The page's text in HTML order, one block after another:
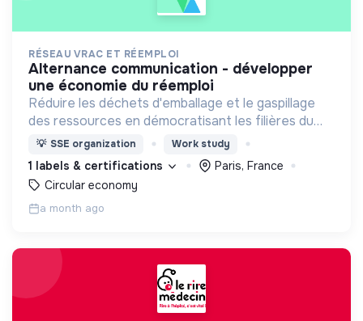
RÉSEAU VRAC ET RÉEMPLOI
alternance communication - développer
une économie du réemploi
Réduire les déchets d'emballage et le gaspillage
des ressources en démocratisant les filières du
vrac et du réemploi, et en accompagnant les
professionnels à développer leur activité.
💡 SSE organization Work study
1 labels & certifications
Paris, France
Circular economy
a month ago